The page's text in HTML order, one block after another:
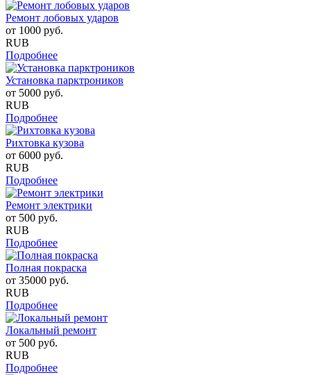
Ремонт лобовых ударов
от 1000 руб.
RUB
Подробнее
Установка парктроников
от 5000 руб.
RUB
Подробнее
Рихтовка кузова
от 6000 руб.
RUB
Подробнее
Ремонт электрики
от 500 руб.
RUB
Подробнее
Полная покраска
от 35000 руб.
RUB
Подробнее
Локальный ремонт
от 500 руб.
RUB
Подробнее